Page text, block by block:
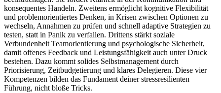
konsequentes Handeln. Zweitens ermöglicht kognitive Flexibilität
und problemorientiertes Denken, in Krisen zwischen Optionen zu
wechseln, Annahmen zu prüfen und schnell adaptive Strategien zu
testen, statt in Panik zu verfallen. Drittens stärkt soziale
Verbundenheit Teamorientierung und psychologische Sicherheit,
damit offenes Feedback und Leistungsfähigkeit auch unter Druck
bestehen. Dazu kommt solides Selbstmanagement durch
Priorisierung, Zeitbudgetierung und klares Delegieren. Diese vier
Kompetenzen bilden das Fundament deiner stressresilienten
Führung, nicht bloße Tricks.